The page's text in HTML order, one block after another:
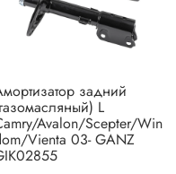
задний
L
Avalon/Scepter/Win
Vienta 03- GANZ